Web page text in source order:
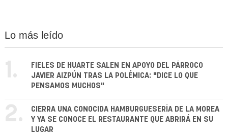
Lo más leído
1.
FIELES DE HUARTE SALEN EN APOYO DEL PÁRROCO
JAVIER AIZPÚN TRAS LA POLÉMICA: "DICE LO QUE
PENSAMOS MUCHOS"
2.
CIERRA UNA CONOCIDA HAMBURGUESERÍA DE LA MOREA
Y YA SE CONOCE EL RESTAURANTE QUE ABRIRÁ EN SU
LUGAR